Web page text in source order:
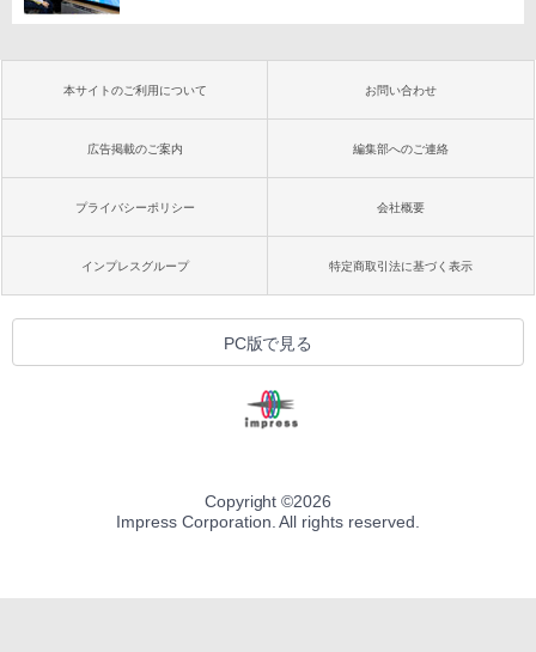
本サイトのご利用について お問い合わせ
広告掲載のご案内 編集部へのご連絡
プライバシーポリシー 会社概要
インプレスグループ 特定商取引法に基づく表示
PC版で見る
Copyright ©2026
Impress Corporation. All rights reserved.